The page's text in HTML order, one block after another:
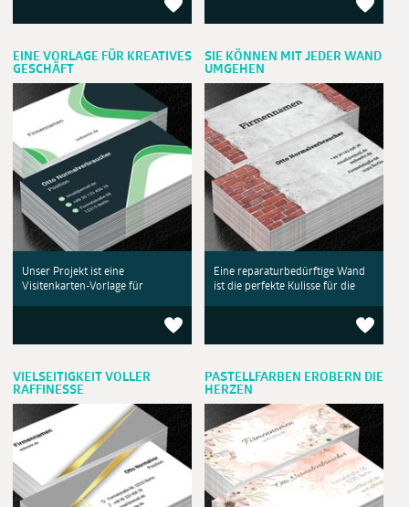
EINE VORLAGE FÜR KREATIVES
GESCHÄFT
Unser Projekt ist eine
Visitenkarten-Vorlage für
SIE KÖNNEN MIT JEDER WAND
UMGEHEN
Eine reparaturbedürftige Wand
ist die perfekte Kulisse für die
VIELSEITIGKEIT VOLLER
RAFFINESSE
PASTELLFARBEN EROBERN DIE
HERZEN